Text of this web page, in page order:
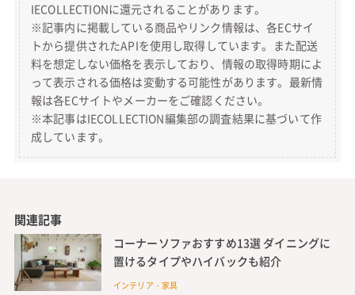
IECOLLECTIONに還元されることがあります。
※記事内に掲載している商品やリンク情報は、各ECサイ
トから提供されたAPIを使用し取得しています。また配送
料を想定しない価格を表示しており、情報の取得時期によ
って表示される価格は変動する可能性があります。最新情
報は各ECサイトやメーカーをご確認ください。
※本記事はIECOLLECTION編集部の調査結果に基づいて作
成しています。
関連記事
コーナーソファおすすめ13選 ダイニングに
置けるタイプやハイバックも紹介
インテリア・家具